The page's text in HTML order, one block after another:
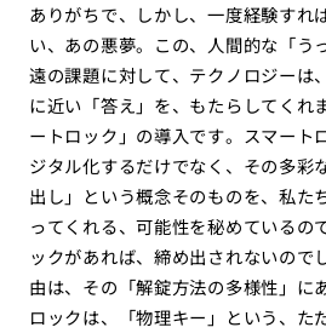
ありがちで、しかし、一度経験すれ
い、あの悪夢。この、人間的な「う
遠の課題に対して、テクノロジーは
に近い「答え」を、もたらしてくれ
ートロック」の導入です。スマート
ジタル化するだけでなく、その多彩
出し」という概念そのものを、私た
ってくれる、可能性を秘めているの
ックがあれば、締め出されないので
由は、その「解錠方法の多様性」に
ロックは、「物理キー」という、た